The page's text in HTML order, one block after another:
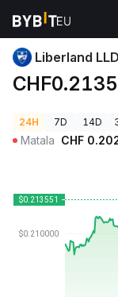
Kryptohinnat
Liberland
24H 7D 14D
Matala CHF